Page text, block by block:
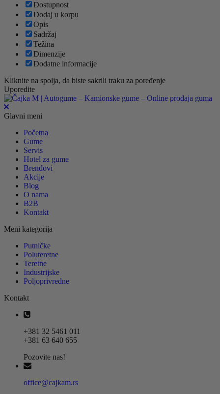
Dostupnost
Dodaj u korpu
Opis
Sadržaj
Težina
Dimenzije
Dodatne informacije
Kliknite na spolja, da biste sakrili traku za poređenje
Uporedite
Glavni meni
Početna
Gume
Servis
Hotel za gume
Brendovi
Akcije
Blog
O nama
B2B
Kontakt
Meni kategorija
Putničke
Poluteretne
Teretne
Industrijske
Poljoprivredne
Kontakt
+381 32 5461 011
+381 63 640 655
Pozovite nas!
office@cajkam.rs